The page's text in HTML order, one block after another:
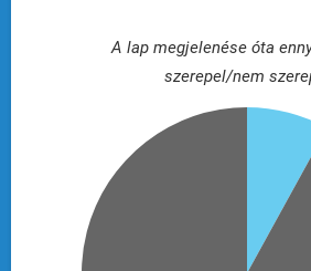
A lap megjelenése óta
szerepel/nem